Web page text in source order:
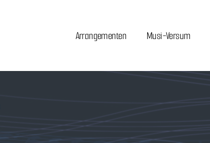
Arrangementen Musi-Versum